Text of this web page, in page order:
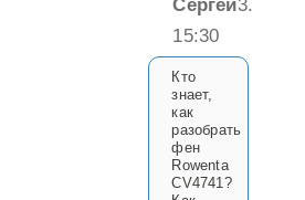
Сергей
15:30
Кто
знает,
как
разобрать
фен
Rowenta
CV4741?